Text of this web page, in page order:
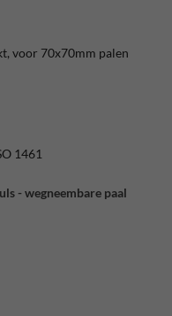
voor 70x70mm palen
1461
- wegneembare paal